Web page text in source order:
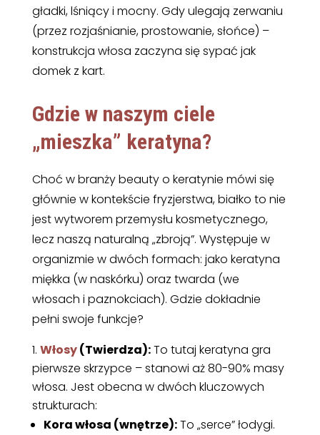
gładki, lśniący i mocny. Gdy ulegają zerwaniu
(przez rozjaśnianie, prostowanie, słońce) –
konstrukcja włosa zaczyna się sypać jak
domek z kart.
Gdzie w naszym ciele
„mieszka” keratyna?
Choć w branży beauty o keratynie mówi się
głównie w kontekście fryzjerstwa, białko to nie
jest wytworem przemysłu kosmetycznego,
lecz naszą naturalną „zbroją”. Występuje w
organizmie w dwóch formach: jako keratyna
miękka (w naskórku) oraz twarda (we
włosach i paznokciach). Gdzie dokładnie
pełni swoje funkcje?
Włosy(Twierdza):To tutaj keratyna gra
pierwsze skrzypce – stanowi aż 80-90% masy
włosa. Jest obecna w dwóch kluczowych
strukturach:
Kora włosa (wnętrze):To „serce” łodygi.